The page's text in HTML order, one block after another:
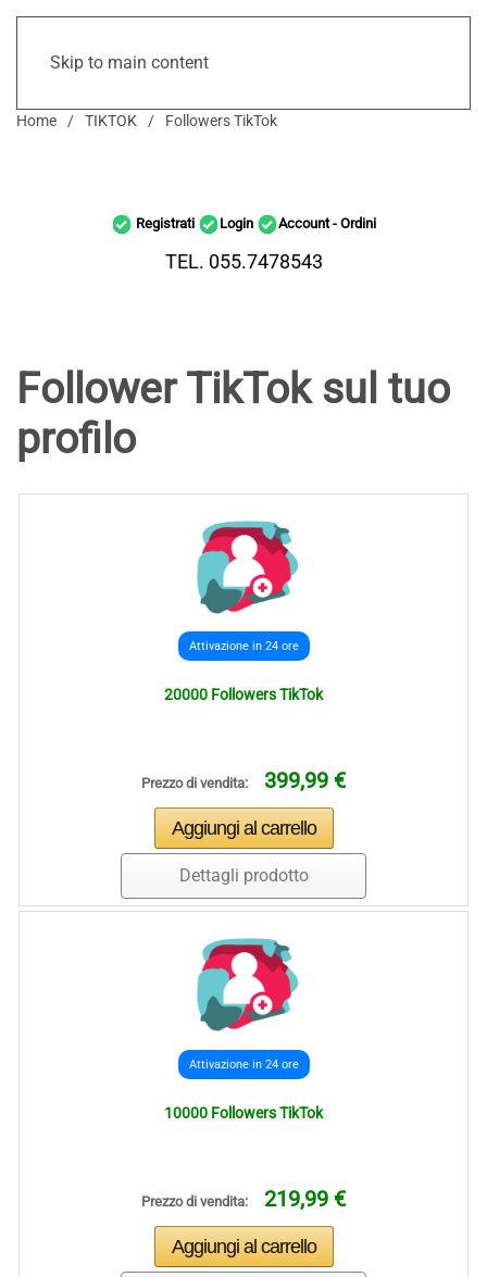
Skip to main content
Home TIKTOK Followers TikTok
Registrati Login Account - Ordini
TEL. 055.7478543
Follower TikTok sul tuo
profilo
Attivazione in 24 ore
20000 Followers TikTok
Prezzo di vendita: 399,99 €
Dettagli prodotto
Attivazione in 24 ore
10000 Followers TikTok
Prezzo di vendita: 219,99 €